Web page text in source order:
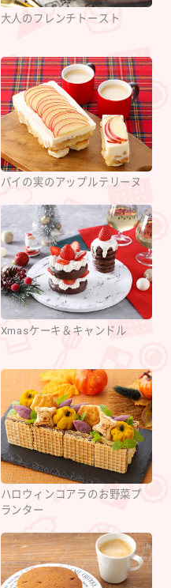
大人のフレンチトースト
パイの実のアップルテリーヌ
Xmasケーキ＆キャンドル
ハロウィンコアラのお野菜プ
ランター